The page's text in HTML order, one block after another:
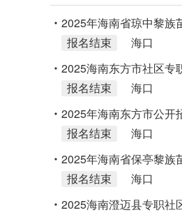
2025年海南省琼中黎族
报名结束
海口
2025海南东方市社区专
报名结束
海口
2025年海南东方市公开
报名结束
海口
2025年海南省保亭黎族
报名结束
海口
2025海南澄迈县专职社